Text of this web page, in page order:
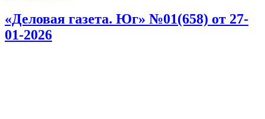
«Деловая газета. Юг» №01(658) от 27-
01-2026